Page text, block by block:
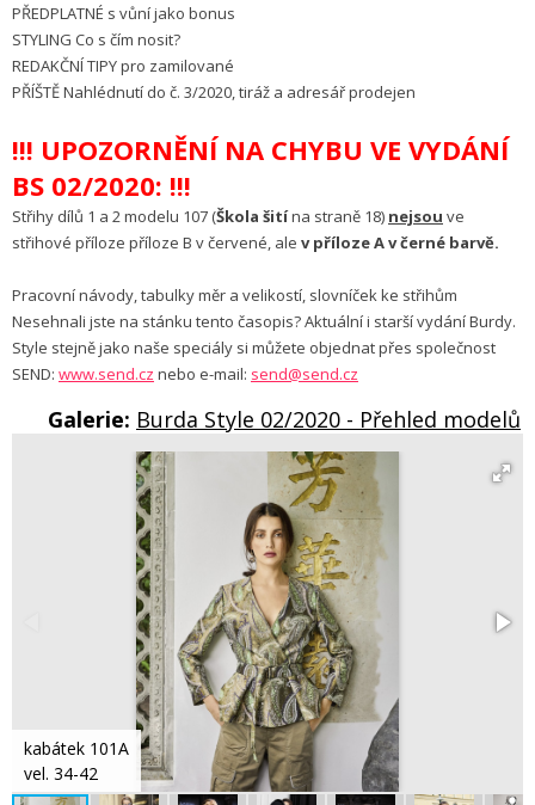
PŘEDPLATNÉ s vůní jako bonus
STYLING Co s čím nosit?
REDAKČNÍ TIPY pro zamilované
PŘÍŠTĚ Nahlédnutí do č. 3/2020, tiráž a adresář prodejen
!!! UPOZORNĚNÍ NA CHYBU VE VYDÁNÍ
BS 02/2020: !!!
Střihy dílů 1 a 2 modelu 107 (Škola šitína straně 18) nejsou ve
střihové příloze příloze B v červené, ale v příloze A v černé barvě.
Pracovní návody, tabulky měr a velikostí, slovníček ke střihům
.Nesehnali jste na stánku tento časopis? Aktuální i starší vydání Burdy
Style stejně jako naše speciály si můžete objednat přes společnost
SEND: www.send.cz nebo e-mail: send@send.cz
Galerie: Burda Style 02/2020 - Přehled modelů
kabátek 101A
vel. 34-42